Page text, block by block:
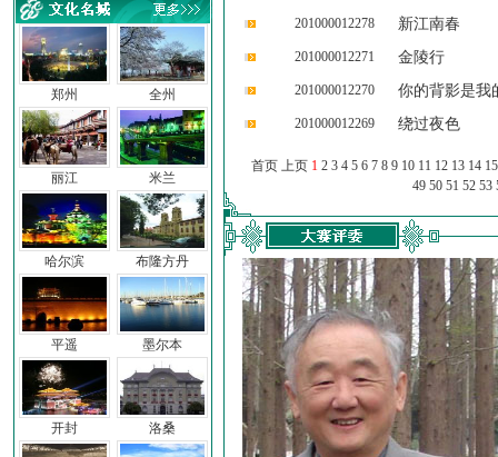
郑州
丽江
哈尔滨
平遥
开封
全州
米兰
布隆方丹
墨尔本
洛桑
201000012278 新江南春
201000012271 金陵行
201000012270 你的背影是我
201000012269 绕过夜色
首页 上页 1 2 3 4 5 6 7 8 9 10 11 12 13 14 15
49 50 51 52 53